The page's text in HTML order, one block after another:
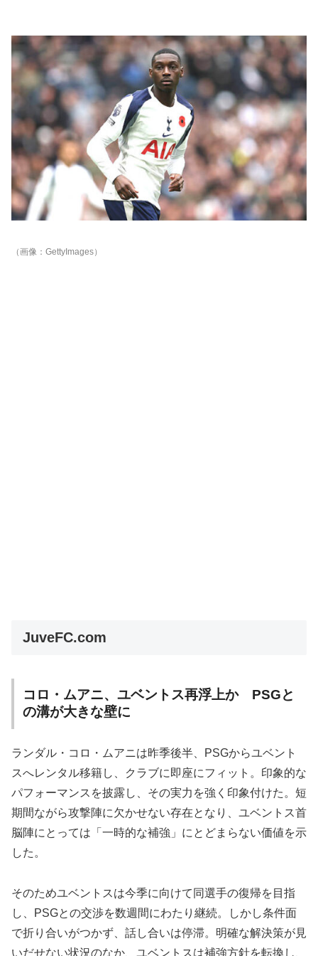
（画像：GettyImages）
JuveFC.com
コロ・ムアニ、ユベントス再浮上か PSGと
の溝が大きな壁に
ランダル・コロ・ムアニは昨季後半、PSGからユベント
スへレンタル移籍し、クラブに即座にフィット。印象的な
パフォーマンスを披露し、その実力を強く印象付けた。短
期間ながら攻撃陣に欠かせない存在となり、ユベントス首
脳陣にとっては「一時的な補強」にとどまらない価値を示
した。
そのためユベントスは今季に向けて同選手の復帰を目指
し、PSGとの交渉を数週間にわたり継続。しかし条件面
で折り合いがつかず、話し合いは停滞。明確な解決策が見
いだせない状況のなか、ユベントスは補強方針を転換し、